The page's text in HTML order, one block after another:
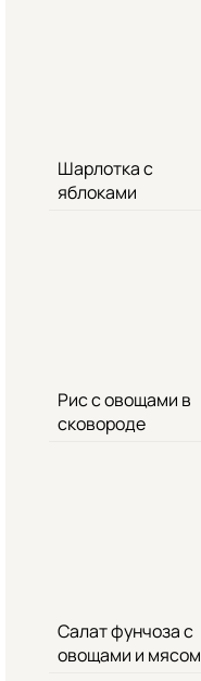
Шарлотка с
яблоками
Рис с овощами в
сковороде
Салат фунчоза с
овощами и мясом